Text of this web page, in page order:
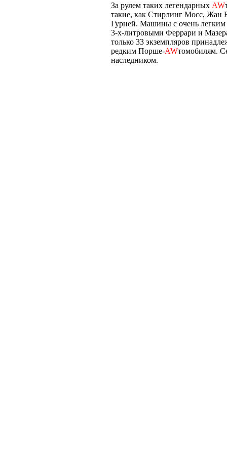
За рулем таких легендарных AW
такие, как Стирлинг Мосс, Жан
Гурней. Машины с очень легким
3-х-литровыми Феррари и
только 33 экземпляров
редким Порше-AWтомобилям.
наследником.